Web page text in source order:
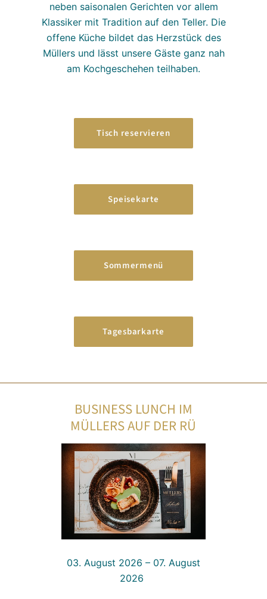
neben saisonalen Gerichten vor allem
Klassiker mit Tradition auf den Teller. Die
offene Küche bildet das Herzstück des
Müllers und lässt unsere Gäste ganz nah
am Kochgeschehen teilhaben.
Tisch reservieren
Speisekarte
Sommermenü
Tagesbarkarte
BUSINESS LUNCH IM
MÜLLERS AUF DER RÜ
03. August 2026 – 07. August
2026